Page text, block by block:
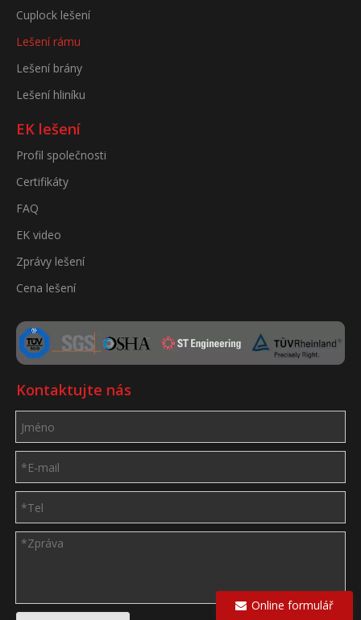
Online formulář
Cuplock lešení
Lešení rámu
Lešení brány
Lešení hliníku
EK lešení
Profil společnosti
Certifikáty
FAQ
EK video
Zprávy lešení
Cena lešení
Kontaktujte nás